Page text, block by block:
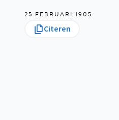
25 FEBRUARI 1905
Citeren